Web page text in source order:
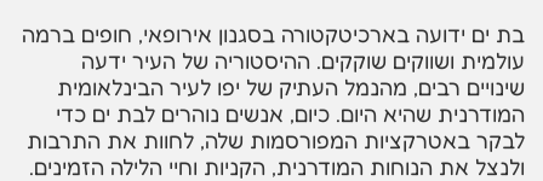
בת ים ידועה בארכיטקטורה בסגנון אירופאי, חופים ברמה
עולמית ושווקים שוקקים. ההיסטוריה של העיר ידעה
שינויים רבים, מהנמל העתיק של יפו לעיר הבינלאומית
המודרנית שהיא היום. כיום, אנשים נוהרים לבת ים כדי
לבקר באטרקציות המפורסמות שלה, לחוות את התרבות
ולנצל את הנוחות המודרנית, הקניות וחיי הלילה הזמינים.